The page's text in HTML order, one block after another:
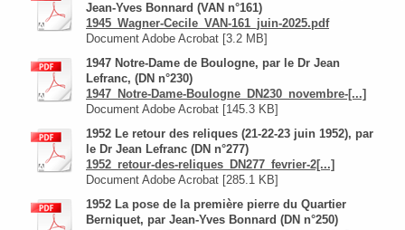
Jean-Yves Bonnard (VAN n°161)
1945_Wagner-Cecile_VAN-161_juin-2025.pdf
Document Adobe Acrobat [3.2 MB]
1947 Notre-Dame de Boulogne, par le Dr Jean
Lefranc, (DN n°230)
1947_Notre-Dame-Boulogne_DN230_novembre-[...]
Document Adobe Acrobat [145.3 KB]
1952 Le retour des reliques (21-22-23 juin 1952), par
le Dr Jean Lefranc (DN n°277)
1952_retour-des-reliques_DN277_fevrier-2[...]
Document Adobe Acrobat [285.1 KB]
1952 La pose de la première pierre du Quartier
Berniquet, par Jean-Yves Bonnard (DN n°250)